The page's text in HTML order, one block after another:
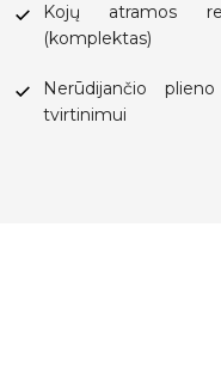
Kojų atramos
(komplektas)
Nerūdijančio
tvirtinimui